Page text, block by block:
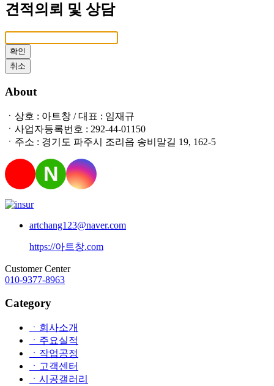
견적의뢰 및 상담
확인
취소
About
ㆍ상호 : 아트창 / 대표 : 임재규
ㆍ사업자등록번호 : 292-44-01150
ㆍ주소 : 경기도 파주시 조리읍 송비말길 19, 162-5
N
artchang123@naver.com
https://아트창.com
Customer Center
010-9377-8963
Category
ㆍ회사소개
ㆍ주요실적
ㆍ작업공정
ㆍ고객센터
ㆍ시공갤러리